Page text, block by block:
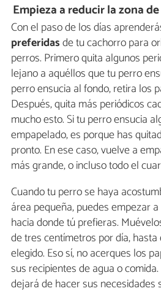
Empieza a reducir la zona
Con el paso de los días
preferidasde tu cachorro para
perros. Primero quita algunos
lejano a aquéllos que tu perro
perro ensucia al fondo, retira los
Después, quita más periódicos
mucho esto. Si tu perro ensucia
empapelado, es porque has
pronto. En ese caso, vuelve a
más grande, o incluso todo el
Cuando tu perro se haya
área pequeña, puedes empezar
hacia donde tú prefieras.
de tres centímetros por día,
elegido. Eso sí, no acerques los
sus recipientes de agua o
dejará de hacer sus necesidades